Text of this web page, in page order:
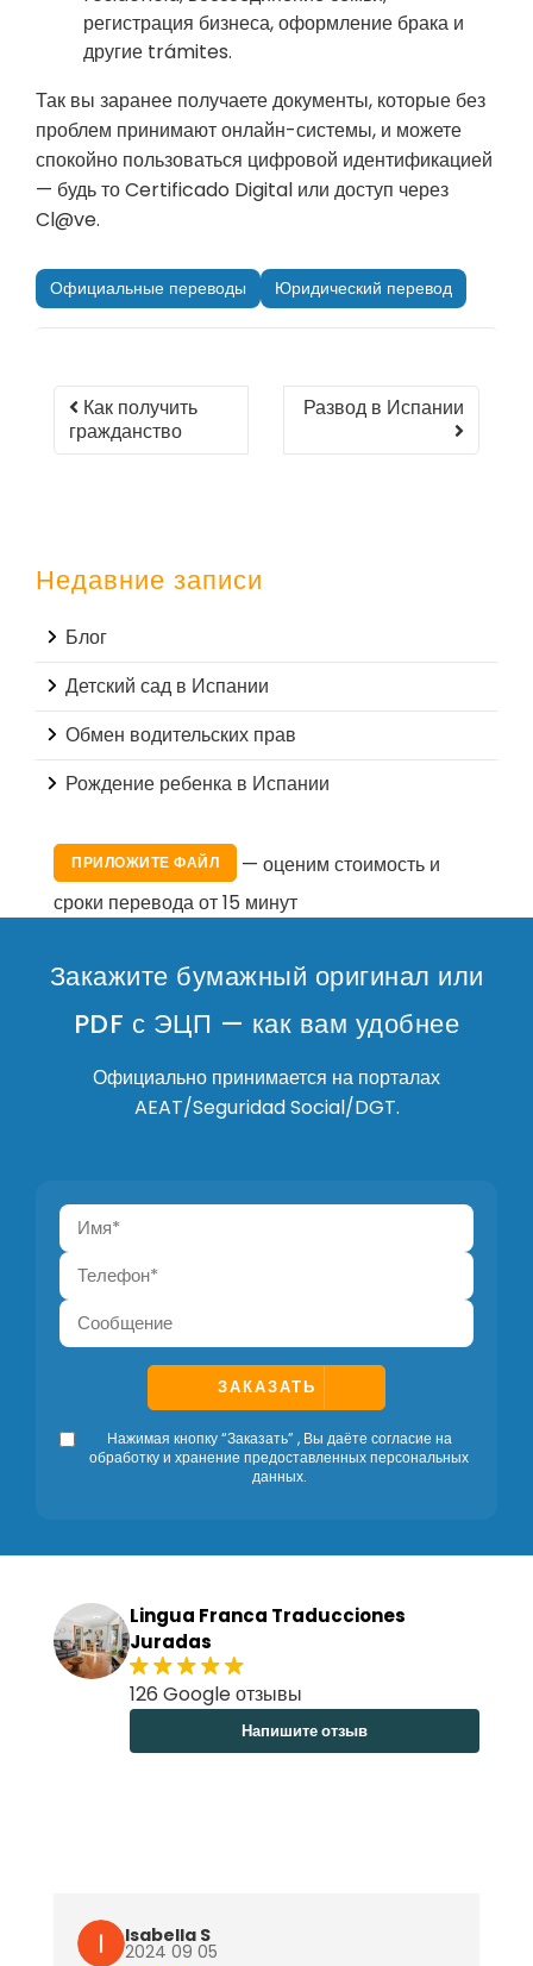
регистрация бизнеса, оформление брака и
другие trámites.
Так вы заранее получаете документы, которые без
проблем принимают онлайн-системы, и можете
спокойно пользоваться цифровой идентификацией
— будь то Certificado Digital или доступ через
Cl@ve.
Официальные переводы Юридический перевод
Как получить
гражданство
Развод в Испании
Недавние записи
Блог
Детский сад в Испании
Обмен водительских прав
Рождение ребенка в Испании
ПРИЛОЖИТЕ ФАЙЛ
— оценим стоимость и
сроки перевода от 15 минут
Закажите бумажный оригинал или
PDF с ЭЦП — как вам удобнее
Официально принимается на порталах
AEAT/Seguridad Social/DGT.
ЗАКАЗАТЬ
Нажимая кнопку “Заказать” , Вы даёте согласие на
обработку и хранение предоставленных персональных
данных.
Lingua Franca Traducciones
Juradas
126 Google отзывы
Напишите отзыв
Isabella S
2024 09 05